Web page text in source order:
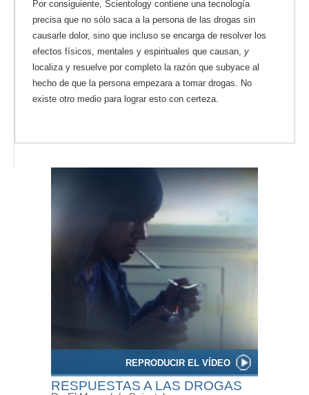
REPRODUCIR EL VÍDEO
RESPUESTAS A LAS DROGAS
Por consiguiente, Scientology contiene una tecnología
precisa que no sólo saca a la persona de las drogas sin
causarle dolor, sino que incluso se encarga de resolver los
efectos físicos, mentales y espirituales que causan, y
localiza y resuelve por completo la razón que subyace al
hecho de que la persona empezara a tomar drogas. No
existe otro medio para lograr esto con certeza.